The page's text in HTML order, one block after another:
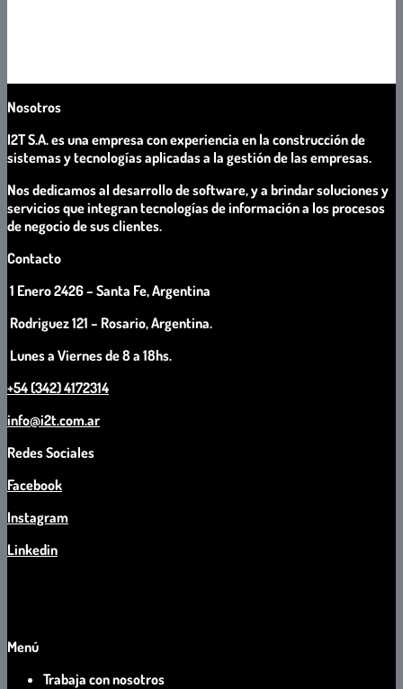
Nosotros
I2T S.A. es una empresa con experiencia en la construcción de
sistemas y tecnologías aplicadas a la gestión de las empresas.
Nos dedicamos al desarrollo de software, y a brindar soluciones y
servicios que integran tecnologías de información a los procesos
de negocio de sus clientes.
Contacto
1 Enero 2426 – Santa Fe, Argentina
Rodriguez 121 – Rosario, Argentina.
Lunes a Viernes de 8 a 18hs.
+54 (342) 4172314
info@i2t.com.ar
Redes Sociales
Facebook
Instagram
Linkedin
Menú
Trabaja con nosotros